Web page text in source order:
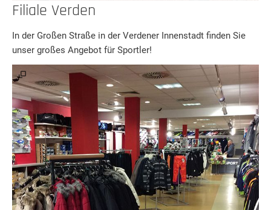
Filiale Verden
In der Großen Straße in der Verdener Innenstadt finden Sie
unser großes Angebot für Sportler!